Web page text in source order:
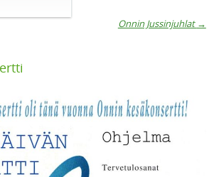
Onnin Jussinjuhlat →